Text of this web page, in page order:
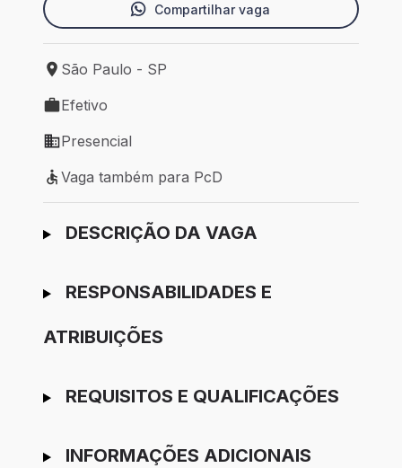
Compartilhar vaga
Local de trabalho: São Paulo - SP
São Paulo - SP
Tipo de vaga: Efetivo
Efetivo
Modelo de trabalho: Presencial
Presencial
Vaga também para PcD
Vaga também para PcD
Ir para candidatura
DESCRIÇÃO DA VAGA
RESPONSABILIDADES E
ATRIBUIÇÕES
REQUISITOS E QUALIFICAÇÕES
INFORMAÇÕES ADICIONAIS